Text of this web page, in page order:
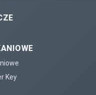
Key